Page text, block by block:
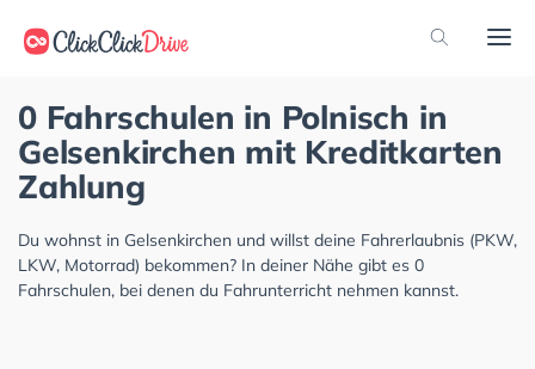
0 Fahrschulen in Polnisch in
Gelsenkirchen mit Kreditkarten
Zahlung
Du wohnst in Gelsenkirchen und willst deine Fahrerlaubnis (PKW,
LKW, Motorrad) bekommen? In deiner Nähe gibt es 0
Fahrschulen, bei denen du Fahrunterricht nehmen kannst.